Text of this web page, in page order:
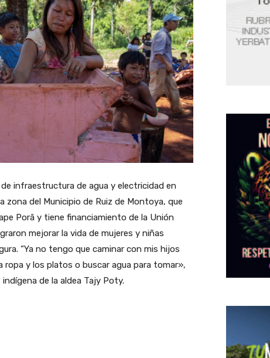
infraestructura de agua y electricidad en
zona del Municipio de Ruiz de Montoya, que
Porã y tiene financiamiento de la Unión
mejorar la vida de mujeres y niñas
“Ya no tengo que caminar con mis hijos
ropa y los platos o buscar agua para tomar»,
de la aldea Tajy Poty.